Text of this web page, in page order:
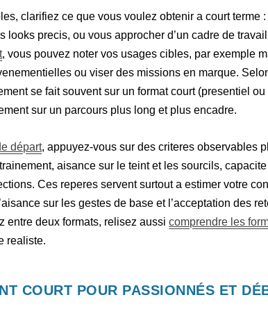
clarifiez ce que vous voulez obtenir a court terme
looks precis, ou vous approcher d’un cadre de
, vous pouvez noter vos usages cibles, par exemple
ou viser des missions en marque.
se fait souvent sur un format court (presentiel ou
sur un parcours plus long et plus encadre.
départ, appuyez-vous sur des criteres observables
aisance sur le teint et les sourcils,
Ces reperes servent surtout a estimer votre
sur les gestes de base et l’acceptation des
entre deux formats, relisez aussicomprendre les
realiste.
COURT POUR PASSIONNÉS ET